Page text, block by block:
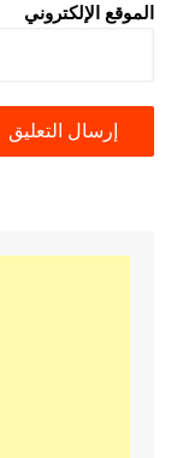
الموقع الإلكتروني